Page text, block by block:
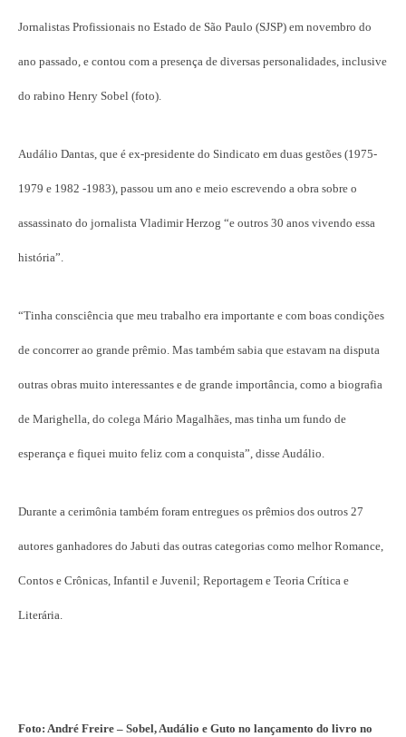
Jornalistas Profissionais no Estado de São Paulo (SJSP) em novembro do
ano passado, e contou com a presença de diversas personalidades, inclusive
do rabino Henry Sobel (foto).
Audálio Dantas, que é ex-presidente do Sindicato em duas gestões (1975-
1979 e 1982 -1983), passou um ano e meio escrevendo a obra sobre o
assassinato do jornalista Vladimir Herzog “e outros 30 anos vivendo essa
história”.
“Tinha consciência que meu trabalho era importante e com boas condições
de concorrer ao grande prêmio. Mas também sabia que estavam na disputa
outras obras muito interessantes e de grande importância, como a biografia
de Marighella, do colega Mário Magalhães, mas tinha um fundo de
esperança e fiquei muito feliz com a conquista”, disse Audálio.
Durante a cerimônia também foram entregues os prêmios dos outros 27
autores ganhadores do Jabuti das outras categorias como melhor Romance,
Contos e Crônicas, Infantil e Juvenil; Reportagem e Teoria Crítica e
Literária.
Foto: André Freire – Sobel, Audálio e Guto no lançamento do livro no